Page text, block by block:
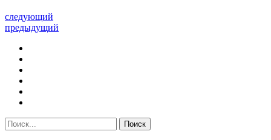
следующий
предыдущий